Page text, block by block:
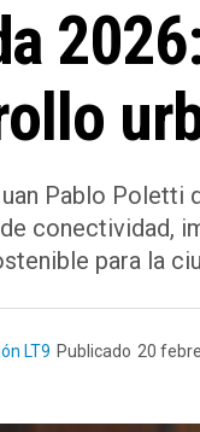
Pablo Poletti
conectividad,
para la
LT9 Publicado 20